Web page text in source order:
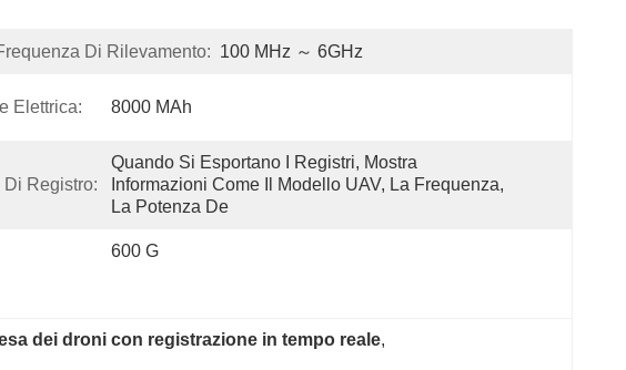
Di Rilevamento: 100 MHz ～ 6GHz
Elettrica: 8000 MAh
Di Registro:
Quando Si Esportano I Registri, Mostra
Informazioni Come Il Modello UAV, La Frequenza,
La Potenza De
600 G
dei droni con registrazione in tempo reale,